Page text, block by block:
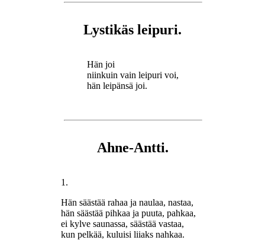
Lystikäs leipuri.
Hän joi
niinkuin vain leipuri voi,
hän leipänsä joi.
Ahne-Antti.
1.
Hän säästää rahaa ja naulaa, nastaa,
hän säästää pihkaa ja puuta, pahkaa,
ei kylve saunassa, säästää vastaa,
kun pelkää, kuluisi liiaks nahkaa.